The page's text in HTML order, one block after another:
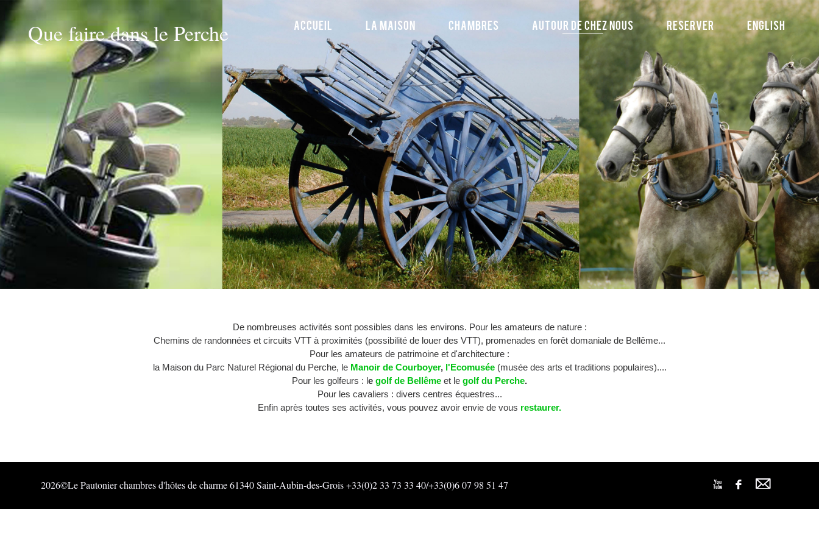
Que faire dans le Perche Accueil La Maison Chambres Autour de chez nous Reserver English
De nombreuses activités sont possibles dans les environs. Pour les amateurs de nature :
Chemins de randonnées et circuits VTT à proximités (possibilité de louer des VTT), promenades en forêt domaniale de Bellême...
Pour les amateurs de patrimoine et d'architecture :
la Maison du Parc Naturel Régional du Perche, le Manoir de Courboyer, l'Ecomusée(musée des arts et traditions populaires)....
Pour les golfeurs : le golf de Bellême et le golf du Perche.
Pour les cavaliers : divers centres équestres...
Enfin après toutes ses activités, vous pouvez avoir envie de vous restaurer.
2026©Le Pautonier chambres d'hôtes de charme 61340 Saint-Aubin-des-Grois +33(0)2 33 73 33 40/+33(0)6 07 98 51 47 M
X F